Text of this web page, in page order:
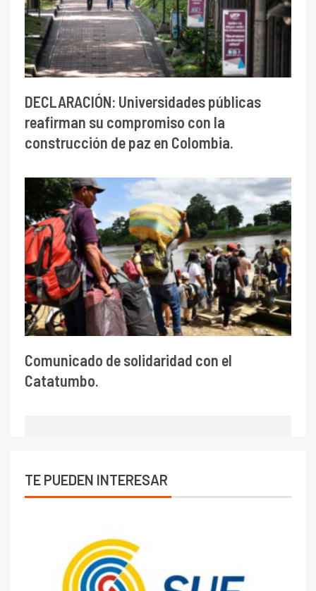
DECLARACIÓN: Universidades públicas
reafirman su compromiso con la
construcción de paz en Colombia.
Comunicado de solidaridad con el
Catatumbo.
TE PUEDEN INTERESAR